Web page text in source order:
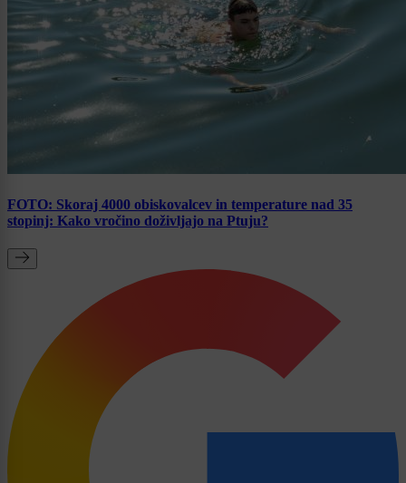
FOTO: Skoraj 4000 obiskovalcev in temperature nad 35
stopinj: Kako vročino doživljajo na Ptuju?